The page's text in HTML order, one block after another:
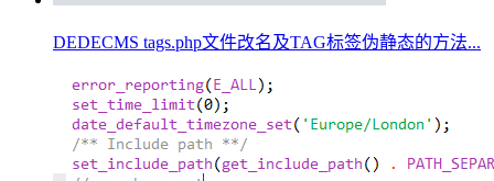
DEDECMS tags.php文件改名及TAG标签伪静态的方法...